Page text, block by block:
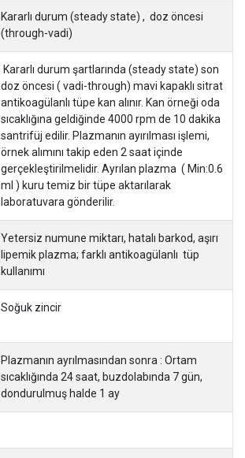
Kararlı durum (steady state) , doz öncesi
(through-vadi)
Kararlı durum şartlarında (steady state) son
doz öncesi ( vadi-through) mavi kapaklı sitrat
antikoagülanlı tüpe kan alınır. Kan örneği oda
sıcaklığına geldiğinde 4000 rpm de 10 dakika
santrifüj edilir. Plazmanın ayırılması işlemi,
örnek alımını takip eden 2 saat içinde
gerçekleştirilmelidir. Ayrılan plazma ( Min:0.6
ml ) kuru temiz bir tüpe aktarılarak
laboratuvara gönderilir.
Yetersiz numune miktarı, hatalı barkod, aşırı
lipemik plazma; farklı antikoagülanlı tüp
kullanımı
Soğuk zincir
Plazmanın ayrılmasından sonra : Ortam
sıcaklığında 24 saat, buzdolabında 7 gün,
dondurulmuş halde 1 ay